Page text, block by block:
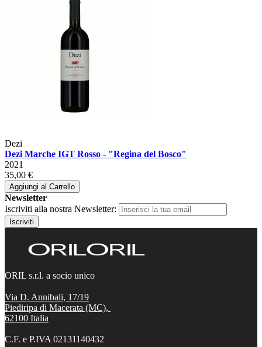
Dezi
Dezi Marche IGT Rosso - "Regina del Bosco"
2021
35,00 €
Aggiungi al Carrello
Newsletter
Iscriviti alla nostra Newsletter:
Iscriviti
ORIL s.r.l. a socio unico
Via D. Annibali, 17/19
Piediripa di Macerata (MC),
62100 Italia
C.F. e P.IVA 02131140432